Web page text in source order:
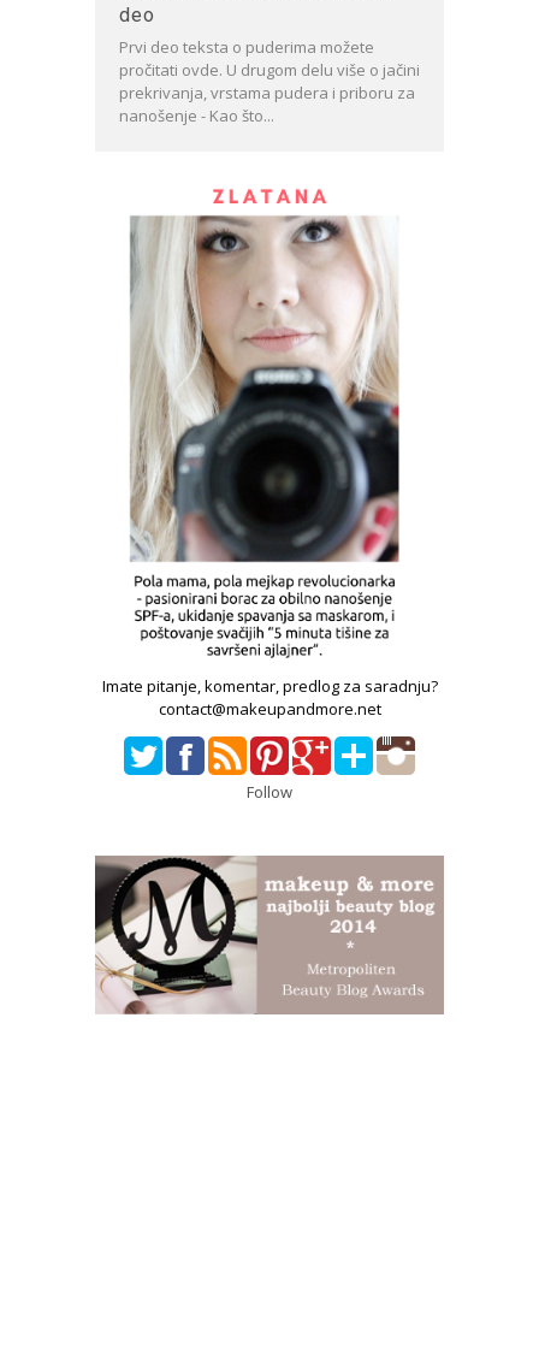
deo
Prvi deo teksta o puderima možete
pročitati ovde. U drugom delu više o jačini
prekrivanja, vrstama pudera i priboru za
nanošenje - Kao što...
Imate pitanje, komentar, predlog za saradnju?
contact@makeupandmore.net
Follow